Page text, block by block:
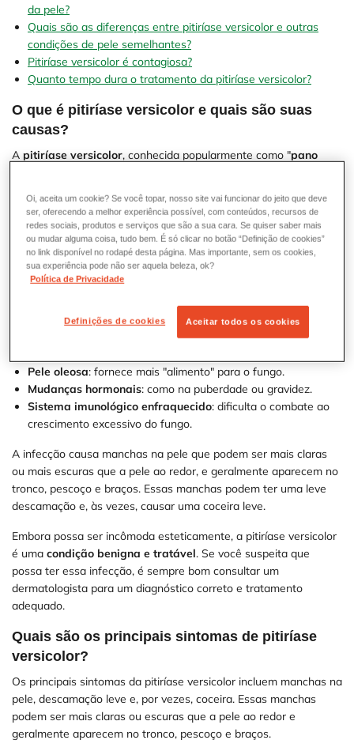
da pele?
Quais são as diferenças entre pitiríase versicolor e outras
condições de pele semelhantes?
Pitiríase versicolor é contagiosa?
Quanto tempo dura o tratamento da pitiríase versicolor?
O que é pitiríase versicolor e quais são suas
causas?
A pitiríase versicolor, conhecida popularmente como "pano
causada pelo fungoMalassezia furfur , que já habita
naturalmente nossa pele.
Mas por que algumas pessoas desenvolvem a infecção e outras
não? A resposta está em certos fatores que podem fazer esse
Clima quente e úmido: o fungo adora esse tipo de ambiente.
: cria um ambiente perfeito para o fungo
Pele oleosa: fornece mais "alimento" para o fungo.
Mudanças hormonais: como na puberdade ou gravidez.
Sistema imunológico enfraquecido: dificulta o combate ao
crescimento excessivo do fungo.
A infecção causa manchas na pele que podem ser mais claras
ou mais escuras que a pele ao redor, e geralmente aparecem no
tronco, pescoço e braços. Essas manchas podem ter uma leve
descamação e, às vezes, causar uma coceira leve.
Embora possa ser incômoda esteticamente, a pitiríase versicolor
é uma condição benigna e tratável. Se você suspeita que
possa ter essa infecção, é sempre bom consultar um
dermatologista para um diagnóstico correto e tratamento
adequado.
Quais são os principais sintomas de pitiríase
versicolor?
Os principais sintomas da pitiríase versicolor incluem manchas na
pele, descamação leve e, por vezes, coceira. Essas manchas
podem ser mais claras ou escuras que a pele ao redor e
geralmente aparecem no tronco, pescoço e braços.
Oi, aceita um cookie? Se você topar, nosso site vai funcionar do jeito que deve
ser, oferecendo a melhor experiência possível, com conteúdos, recursos de
redes sociais, produtos e serviços que são a sua cara. Se quiser saber mais
ou mudar alguma coisa, tudo bem. É só clicar no botão “Definição de cookies”
no link disponível no rodapé desta página. Mas importante, sem os cookies,
sua experiência pode não ser aquela beleza, ok?
Política de Privacidade
Definições de cookies Aceitar todos os cookies